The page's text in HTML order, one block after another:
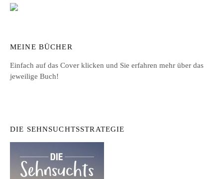
MEINE BÜCHER
Einfach auf das Cover klicken und Sie erfahren mehr über das
jeweilige Buch!
DIE SEHNSUCHTSSTRATEGIE